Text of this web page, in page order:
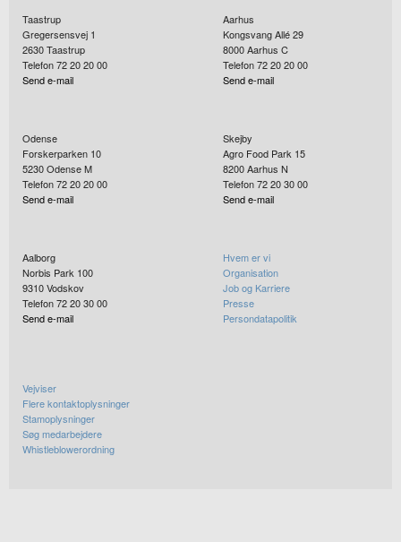
Taastrup
Gregersensvej 1
2630Taastrup
Telefon 72 20 20 00
Send e-mail
Aarhus
Kongsvang Allé 29
8000Aarhus C
Telefon 72 20 20 00
Send e-mail
Odense
Forskerparken 10
5230Odense M
Telefon 72 20 20 00
Send e-mail
Skejby
Agro Food Park 15
8200Aarhus N
Telefon 72 20 30 00
Send e-mail
Aalborg
Norbis Park 100
9310Vodskov
Telefon 72 20 30 00
Send e-mail
Hvem er vi
Organisation
Job og Karriere
Presse
Persondatapolitik
Vejviser
Flere kontaktoplysninger
Stamoplysninger
Søg medarbejdere
Whistleblowerordning